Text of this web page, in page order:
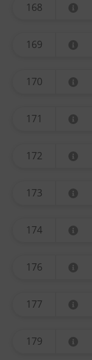
168
169
170
171
172
173
174
176
177
179